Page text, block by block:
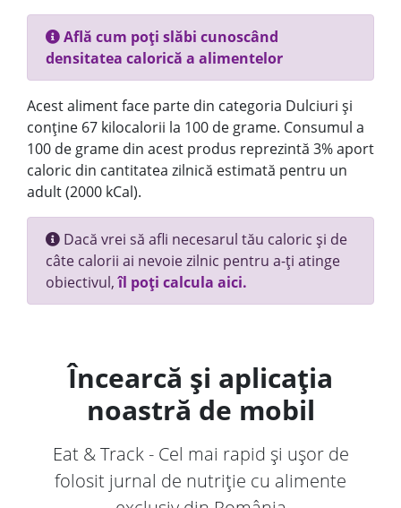
Află cum poți slăbi cunoscând
densitatea calorică a alimentelor
Acest aliment face parte din categoria Dulciuri și
conține 67 kilocalorii la 100 de grame. Consumul a
100 de grame din acest produs reprezintă 3% aport
caloric din cantitatea zilnică estimată pentru un
adult (2000 kCal).
Dacă vrei să afli necesarul tău caloric și de
câte calorii ai nevoie zilnic pentru a-ți atinge
obiectivul,îl poți calcula aici.
Încearcă și aplicația
noastră de mobil
Eat & Track - Cel mai rapid și ușor de
folosit jurnal de nutriție cu alimente